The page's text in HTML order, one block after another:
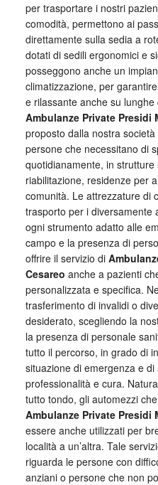
per trasportare i nostri
comodità, permettono ai
direttamente sulla sedia a
dotati di sedili ergonomici e
posseggono anche un
climatizzazione, per
e rilassante anche su
Ambulanze Private Presidi
proposto dalla nostra
persone che necessitano di
quotidianamente, in
riabilitazione, residenze per
comunità. Le attrezzature di
trasporto per i diversamente
ogni strumento adatto alle
campo e la presenza di
offrire il servizio di
Cesareo anche a pazienti
personalizzata e specifica.
trasferimento di invalidi o
desiderato, scegliendo la
la presenza di personale
tutto il percorso, in grado di
situazione di emergenza e
professionalità e cura.
tutto tondo, gli automezzi
Ambulanze Private Presidi
essere anche utilizzati per
località a un’altra. Tale
riguarda le persone con
anziani o persone che non